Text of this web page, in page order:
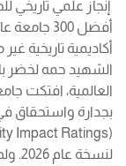
إنجاز علمي تاريخي
أكاديمية تاريخية
الشهيد حمه لخضر
العالمية، افتكت
بجدارة واستحقاق في